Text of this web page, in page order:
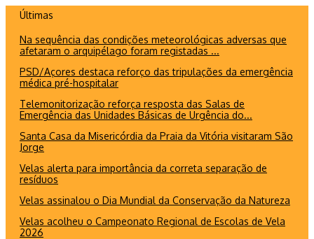
conteúdo
Últimas
Na sequência das condições meteorológicas adversas que
afetaram o arquipélago foram registadas ...
PSD/Açores destaca reforço das tripulações da emergência
médica pré-hospitalar
Telemonitorização reforça resposta das Salas de
Emergência das Unidades Básicas de Urgência do...
Santa Casa da Misericórdia da Praia da Vitória visitaram São
Jorge
Velas alerta para importância da correta separação de
resíduos
Velas assinalou o Dia Mundial da Conservação da Natureza
Velas acolheu o Campeonato Regional de Escolas de Vela
2026